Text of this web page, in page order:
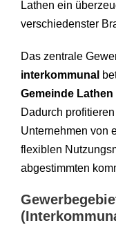
Lathen ein
verschiedenster
Das zentrale
interkommunal
Gemeinde Lathen
Dadurch
Unternehmen von
flexiblen
abgestimmten